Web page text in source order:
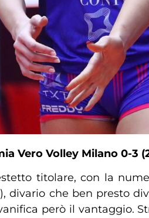
Vero Volley Milano 0-3
titolare, con la
), divario che ben presto
però il vantaggio.